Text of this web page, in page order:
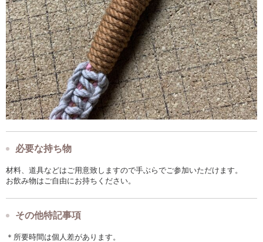
必要な持ち物
材料、道具などはご用意致しますので手ぶらでご参加いただけます。
お飲み物はご自由にお持ちください。
その他特記事項
＊所要時間は個人差があります。